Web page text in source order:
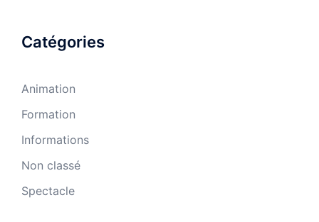
Catégories
Animation
Formation
Informations
Non classé
Spectacle